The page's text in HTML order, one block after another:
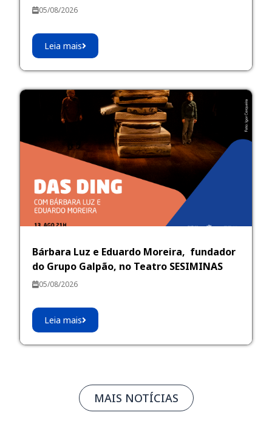
05/08/2026
Leia mais
Bárbara Luz e Eduardo Moreira, fundador
do Grupo Galpão, no Teatro SESIMINAS
05/08/2026
Leia mais
MAIS NOTÍCIAS